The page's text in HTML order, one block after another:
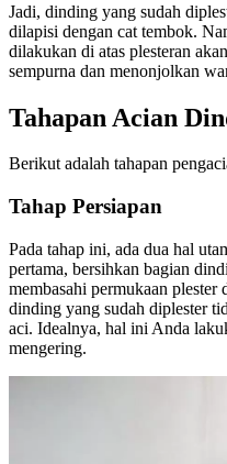
Jadi, dinding yang sudah
dilapisi dengan cat tembok.
dilakukan di atas plesteran
sempurna dan menonjolkan
Tahapan Acian
Berikut adalah tahapan
Tahap Persiapan
Pada tahap ini, ada dua hal
pertama, bersihkan bagian
membasahi permukaan
dinding yang sudah diplester
aci. Idealnya, hal ini Anda
mengering.